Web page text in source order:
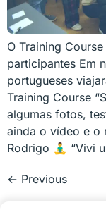
O Training
participantes Em
portugueses
Training Course
algumas fotos,
ainda o vídeo e o
Rodrigo 🧘‍♂️ “Vivi
← Previous